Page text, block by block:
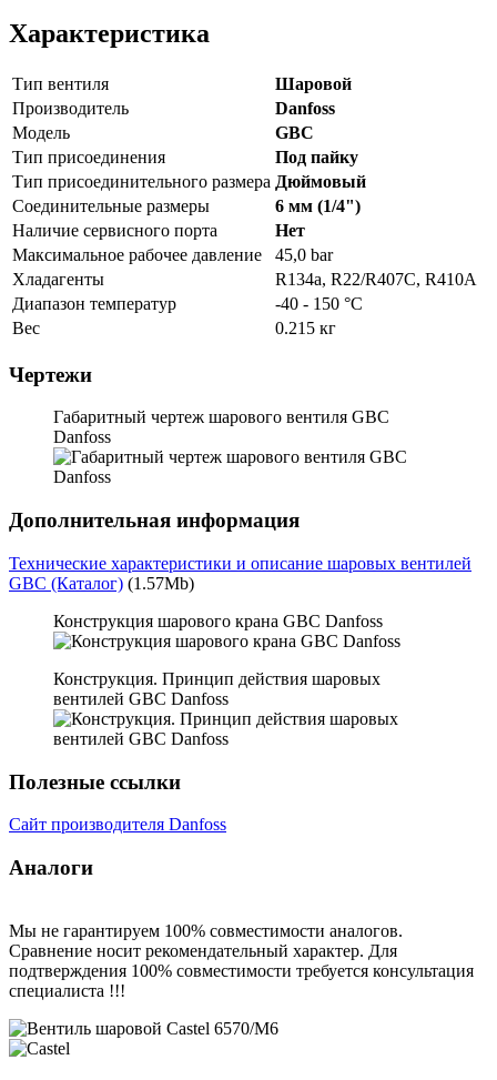
Характеристика
Тип вентиля
Шаровой
Производитель
Danfoss
Модель
GBC
Тип присоединения
Под пайку
Тип присоединительного размера Дюймовый
Соединительные размеры
6 мм (1/4")
Наличие сервисного порта
Нет
Максимальное рабочее давление
45,0 bar
Хладагенты
R134a, R22/R407C, R410A
Диапазон температур
-40 - 150 °C
Вес
0.215 кг
Чертежи
Габаритный чертеж шарового вентиля GBC
Danfoss
Дополнительная информация
Технические характеристики и описание шаровых вентилей
GBC (Каталог) (1.57Mb)
Конструкция шарового крана GBC Danfoss
Конструкция. Принцип действия шаровых
вентилей GBC Danfoss
Полезные ссылки
Сайт производителя Danfoss
Аналоги
Мы не гарантируем 100% совместимости аналогов.
Сравнение носит рекомендательный характер. Для
подтверждения 100% совместимости требуется консультация
специалиста !!!